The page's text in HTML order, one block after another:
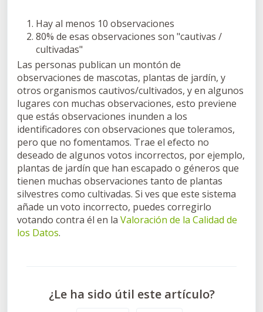
Hay al menos 10 observaciones
80% de esas observaciones son "cautivas /
cultivadas"
Las personas publican un montón de
observaciones de mascotas, plantas de jardín, y
otros organismos cautivos/cultivados, y en algunos
lugares con muchas observaciones, esto previene
que estás observaciones inunden a los
identificadores con observaciones que toleramos,
pero que no fomentamos. Trae el efecto no
deseado de algunos votos incorrectos, por ejemplo,
plantas de jardín que han escapado o géneros que
tienen muchas observaciones tanto de plantas
silvestres como cultivadas. Si ves que este sistema
añade un voto incorrecto, puedes corregirlo
votando contra él en la Valoración de la Calidad de
los Datos.
¿Le ha sido útil este artículo?